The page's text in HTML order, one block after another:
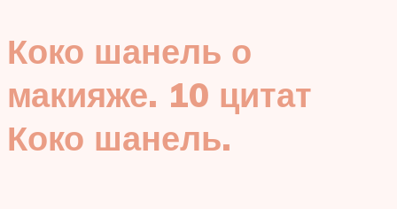
Коко шанель о
макияже. 10 цитат
Коко шанель.